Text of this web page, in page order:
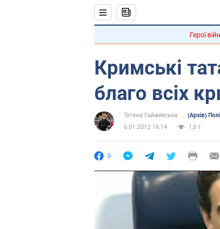
Герої
Кримські
благо всіх
Тетяна Гайжевська
(Архів)
6.01.2012 16:14
1,0 т.
0